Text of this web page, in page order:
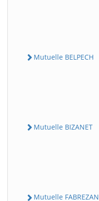
Mutuelle BELPECH
Mutuelle BIZANET
Mutuelle FABREZAN